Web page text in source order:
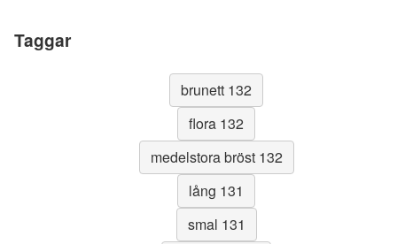
Taggar
brunett 132
flora 132
medelstora bröst 132
lång 131
smal 131